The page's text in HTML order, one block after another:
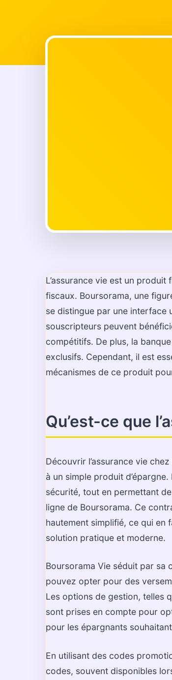
L’assurance vie est un
fiscaux. Boursorama, une
se distingue par une interface
souscripteurs peuvent
compétitifs. De plus, la
exclusifs. Cependant, il est
mécanismes de ce produit
Qu’est-ce que
Découvrir l’assurance vie
à un simple produit
sécurité, tout en permettant
ligne de Boursorama. Ce
hautement simplifié, ce qui en
solution pratique et moderne.
Boursorama Vie séduit par sa
pouvez opter pour des
Les options de gestion, telles
sont prises en compte pour
pour les épargnants
En utilisant des codes
codes, souvent disponibles